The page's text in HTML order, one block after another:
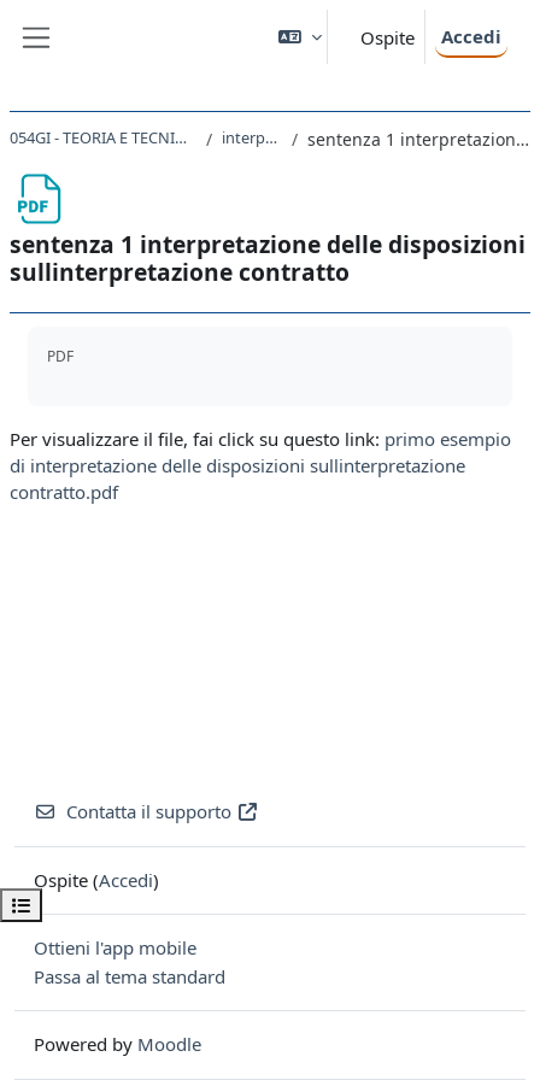
Ospite Accedi
Apri indice del corso
054GI - TEORIA E TECNICA DELLA NORMAZIONE E DELL'INTERPRETAZIONE 2021 interpretazione contratto sentenza 1 interpretazione delle disposizioni sullinterpretazione contratto
sentenza 1 interpretazione delle disposizioni
sullinterpretazione contratto
PDF
Per visualizzare il file, fai click su questo link: primo esempio
di interpretazione delle disposizioni sullinterpretazione
contratto.pdf
Contatta il supporto
Ospite (Accedi)
Ottieni l'app mobile
Passa al tema standard
Powered by Moodle